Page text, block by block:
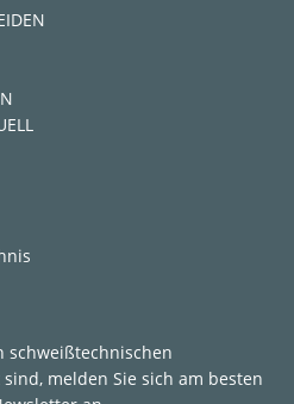
schweißtechnischen
melden Sie sich am besten